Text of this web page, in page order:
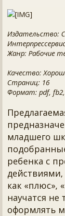
Издательство:
Жанр: Рабочие
Качество:
Страниц: 16
Формат: pdf,
младшего
ребенка с
действиями,
как «плюс»,
научатся не
оформлять